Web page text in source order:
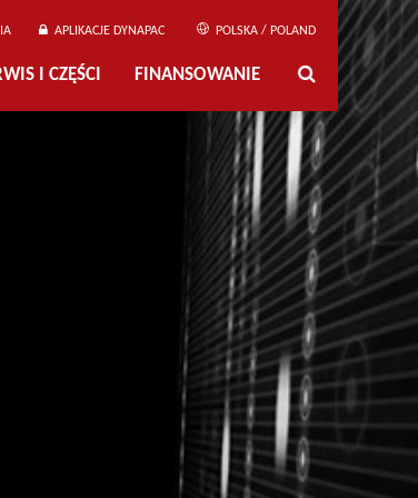
APLIKACJE DYNAPAC POLSKA / POLAND
I CZĘŚCI FINANSOWANIE